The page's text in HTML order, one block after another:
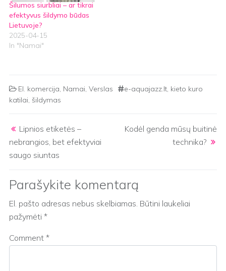
Šilumos siurbliai – ar tikrai
efektyvus šildymo būdas
Lietuvoje?
2025-04-15
In "Namai"
El. komercija, Namai, Verslas e-aquajazz.lt, kieto kuro
katilai, šildymas
Lipnios etiketės –
nebrangios, bet efektyviai
saugo siuntas
Kodėl genda mūsų buitinė
technika?
Parašykite komentarą
El. pašto adresas nebus skelbiamas. Būtini laukeliai
pažymėti *
Comment *